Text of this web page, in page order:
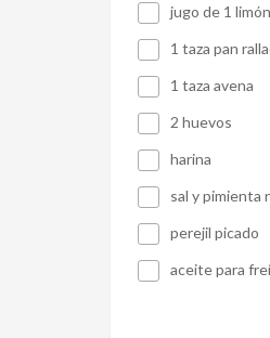
jugo de 1 limón
1 taza pan
1 taza avena
2 huevos
harina
sal y pimienta
perejil picado
aceite para